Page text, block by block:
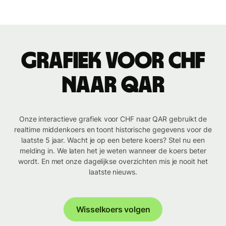
Grafiek voor CHF
naar QAR
Onze interactieve grafiek voor CHF naar QAR gebruikt de
realtime middenkoers en toont historische gegevens voor de
laatste 5 jaar. Wacht je op een betere koers? Stel nu een
melding in. We laten het je weten wanneer de koers beter
wordt. En met onze dagelijkse overzichten mis je nooit het
laatste nieuws.
Wisselkoers volgen